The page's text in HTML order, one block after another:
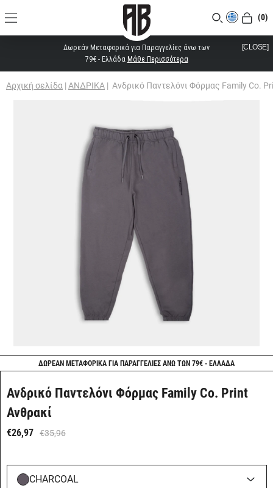
(0)
Δωρεάν Μεταφορικά για Παραγγελίες άνω των
79€ - Ελλάδα Μάθε Περισσότερα
[CLOSE]
Αρχική σελίδα | ΑΝΔΡΙΚΑ | Ανδρικό Παντελόνι Φόρμας Family Co.
ΔΩΡΕΑΝ ΜΕΤΑΦΟΡΙΚΑ ΓΙΑ ΠΑΡΑΓΓΕΛΙΕΣ ΑΝΩ ΤΩΝ 79€ - ΕΛΛΑΔΑ
Ανδρικό Παντελόνι Φόρμας Family Co. Print
Ανθρακί
€26,97 €35,96
CHARCOAL